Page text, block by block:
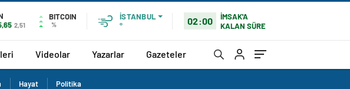
2,51
BITCOIN
%
İSTANBUL
°
02:00
İMSAK'A
KALAN SÜRE
Videolar Yazarlar Gazeteler
Hayat Politika